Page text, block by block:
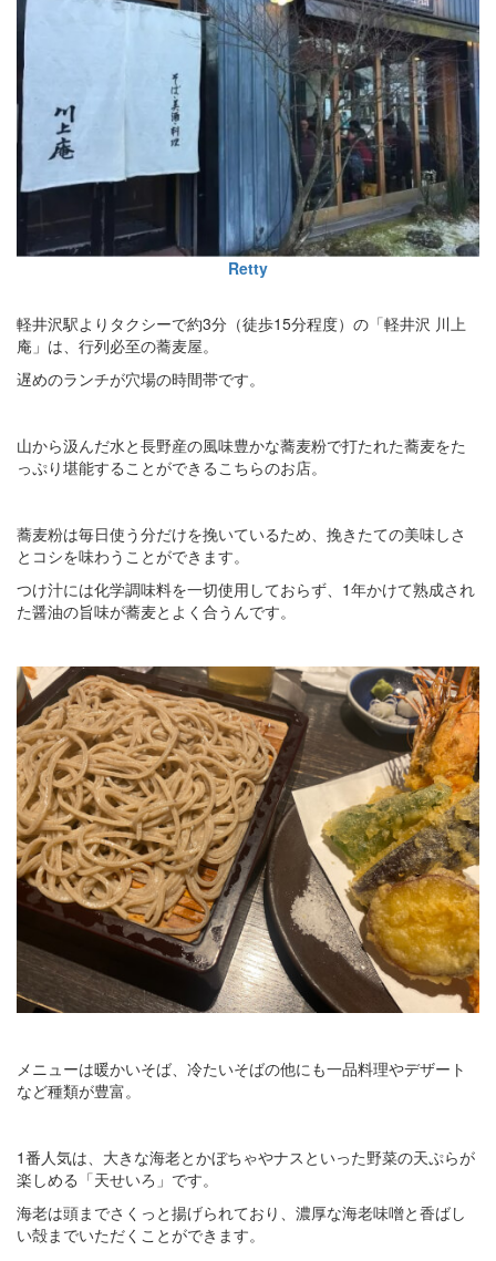
Retty
軽井沢駅よりタクシーで約3分（徒歩15分程度）の「軽井沢 川上
庵」は、行列必至の蕎麦屋。
遅めのランチが穴場の時間帯です。
山から汲んだ水と長野産の風味豊かな蕎麦粉で打たれた蕎麦をた
っぷり堪能することができるこちらのお店。
蕎麦粉は毎日使う分だけを挽いているため、挽きたての美味しさ
とコシを味わうことができます。
つけ汁には化学調味料を一切使用しておらず、1年かけて熟成され
た醤油の旨味が蕎麦とよく合うんです。
メニューは暖かいそば、冷たいそばの他にも一品料理やデザート
など種類が豊富。
1番人気は、大きな海老とかぼちゃやナスといった野菜の天ぷらが
楽しめる「天せいろ」です。
海老は頭までさくっと揚げられており、濃厚な海老味噌と香ばし
い殻までいただくことができます。